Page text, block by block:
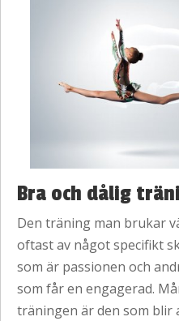
Bra och dålig
Den träning man brukar
oftast av något specifikt
som är passionen och
som får en engagerad.
träningen är den som blir